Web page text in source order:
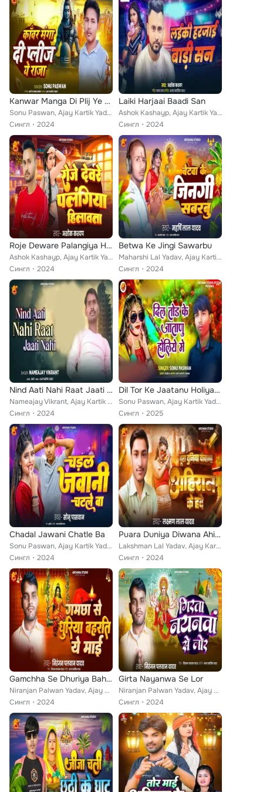
Kanwar Manga Di Plij Ye Raja
Sonu Paswan, Ajay Kartik Yadav, Aditya Sunil Singh
Сингл
2024
Laiki Harjaai Baadi San
Ashok Kashayp, Ajay Kartik Yadav, Pawan Raj
Сингл
2024
Roje Deware Palangiya Hilawta
Ashok Kashayp, Ajay Kartik Yadav, Pawan Raj
Сингл
2024
Betwa Ke Jingi Sawarbu
Maharshi Lal Yadav, Ajay Kartik Yadav, Amarjeet Yadav
Сингл
2024
Nind Aati Nahi Raat Jaati Nahi
Nameajay Vikrant, Ajay Kartik Yadav, Saki
Сингл
2024
Dil Tor Ke Jaatanu Holiya Me
Sonu Paswan, Ajay Kartik Yadav, Surila
Сингл
2025
Chadal Jawani Chatle Ba
Sonu Paswan, Ajay Kartik Yadav, Surila
Сингл
2024
Puara Duniya Diwana Ahiran Ke Have
Lakshman Lal Yadav, Ajay Kartik Yadav
Сингл
2024
Gamchha Se Dhuriya Baharti Ye Mai
Niranjan Palwan Yadav, Ajay Kartik Yadav
Сингл
2024
Girta Nayanwa Se Lor
Niranjan Palwan Yadav, Ajay Kartik Yadav
Сингл
2024